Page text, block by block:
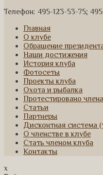
Телефон: 495-123-53-75;
Главная
О клубе
Обращение
Наши достижения
История клуба
Фотосеты
Проекты клуба
Охота и рыбалка
Протестировано
Статьи
Партнеры
Дисконтная система
О членстве в клубе
Стать членом клуба
Контакты
x